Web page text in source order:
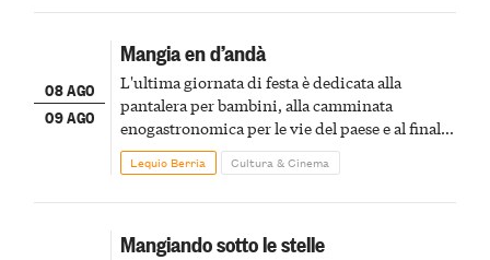
08 AGO
09 AGO
Mangia en d’andà
L'ultima giornata di festa è dedicata alla
pantalera per bambini, alla camminata
enogastronomica per le vie del paese e al finale
pirotecnico
Lequio Berria Cultura & Cinema
Mangiando sotto le stelle